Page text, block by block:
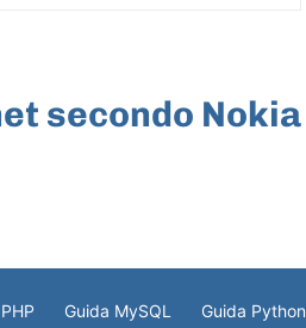
secondo Nokia
Guida MySQL Guida Python